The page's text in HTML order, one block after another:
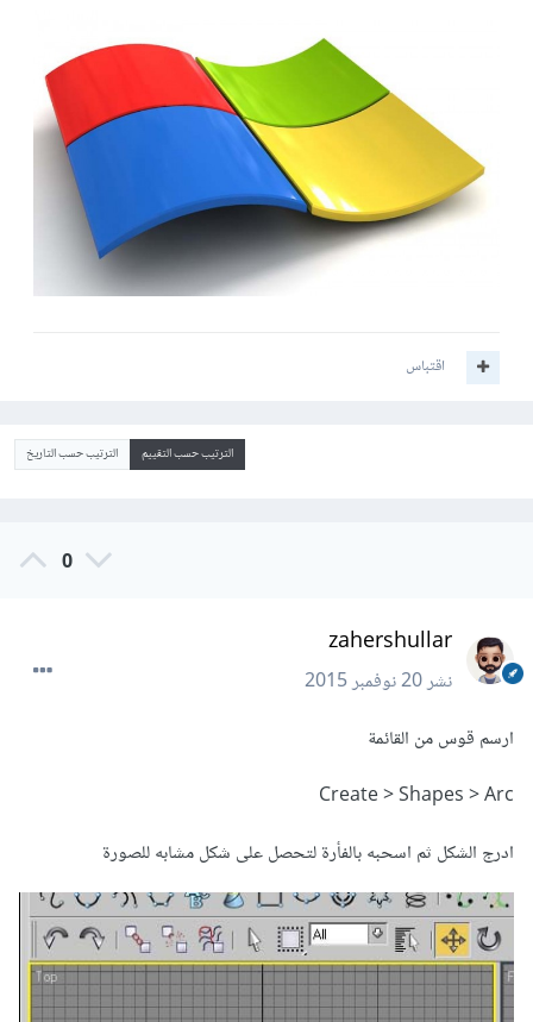
اقتباس
الترتيب حسب التقييم الترتيب حسب التاريخ
0
zahershullar
نشر20 نوفمبر 2015
ارسم قوس من القائمة
Create > Shapes > Arc
ادرج الشكل ثم اسحبه بالفأرة لتحصل على شكل مشابه للصورة